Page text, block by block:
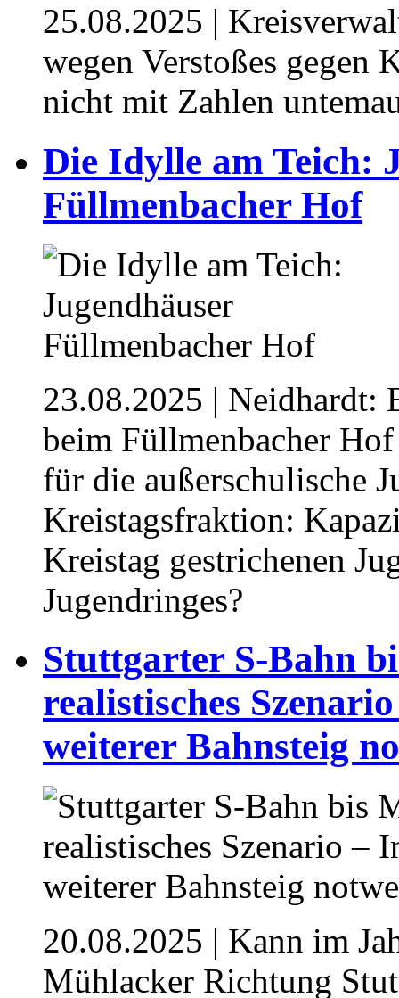
25.08.2025 |
wegen Verstoßes gegen
nicht mit Zahlen
⁥Die Idylle am Teich:
Füllmenbacher Hof
23.08.2025 | Neidhardt:
beim Füllmenbacher
für die außerschulische
Kreistagsfraktion:
Kreistag gestrichenen
Jugendringes?
⁥Stuttgarter S-Bahn
realistisches
weiterer Bahnsteig
20.08.2025 | Kann im
Mühlacker Richtung